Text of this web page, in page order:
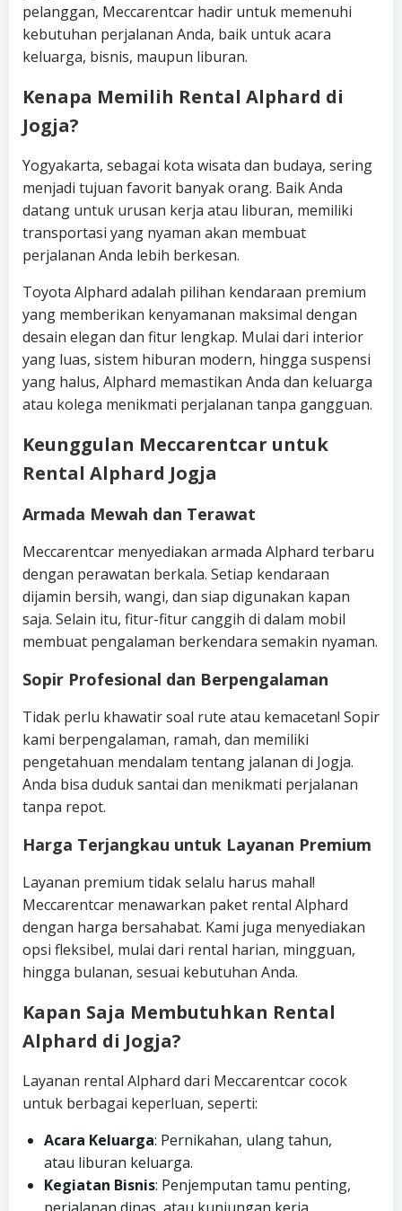
pelanggan, Meccarentcar hadir untuk memenuhi
kebutuhan perjalanan Anda, baik untuk acara
keluarga, bisnis, maupun liburan.
Kenapa Memilih Rental Alphard di
Jogja?
Yogyakarta, sebagai kota wisata dan budaya, sering
menjadi tujuan favorit banyak orang. Baik Anda
datang untuk urusan kerja atau liburan, memiliki
transportasi yang nyaman akan membuat
perjalanan Anda lebih berkesan.
Toyota Alphard adalah pilihan kendaraan premium
yang memberikan kenyamanan maksimal dengan
desain elegan dan fitur lengkap. Mulai dari interior
yang luas, sistem hiburan modern, hingga suspensi
yang halus, Alphard memastikan Anda dan keluarga
atau kolega menikmati perjalanan tanpa gangguan.
Keunggulan Meccarentcar untuk
Rental Alphard Jogja
Armada Mewah dan Terawat
Meccarentcar menyediakan armada Alphard terbaru
dengan perawatan berkala. Setiap kendaraan
dijamin bersih, wangi, dan siap digunakan kapan
saja. Selain itu, fitur-fitur canggih di dalam mobil
membuat pengalaman berkendara semakin nyaman.
Sopir Profesional dan Berpengalaman
Tidak perlu khawatir soal rute atau kemacetan! Sopir
kami berpengalaman, ramah, dan memiliki
pengetahuan mendalam tentang jalanan di Jogja.
Anda bisa duduk santai dan menikmati perjalanan
tanpa repot.
Harga Terjangkau untuk Layanan Premium
Layanan premium tidak selalu harus mahal!
Meccarentcar menawarkan paket rental Alphard
dengan harga bersahabat. Kami juga menyediakan
opsi fleksibel, mulai dari rental harian, mingguan,
hingga bulanan, sesuai kebutuhan Anda.
Kapan Saja Membutuhkan Rental
Alphard di Jogja?
Layanan rental Alphard dari Meccarentcar cocok
untuk berbagai keperluan, seperti:
Acara Keluarga: Pernikahan, ulang tahun,
atau liburan keluarga.
Kegiatan Bisnis: Penjemputan tamu penting,